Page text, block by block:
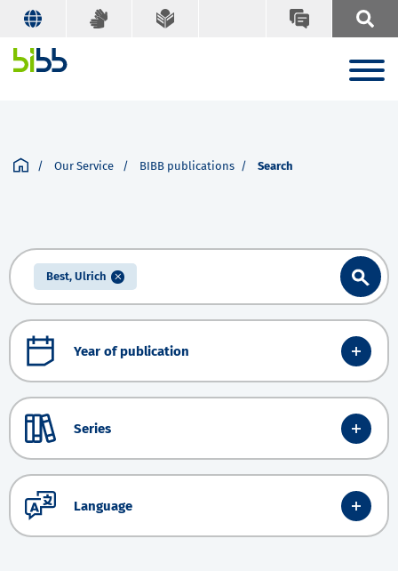
Our Service BIBB publications Search
Best, Ulrich
Year of publication
Series
Language